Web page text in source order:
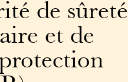
de sûreté
et de